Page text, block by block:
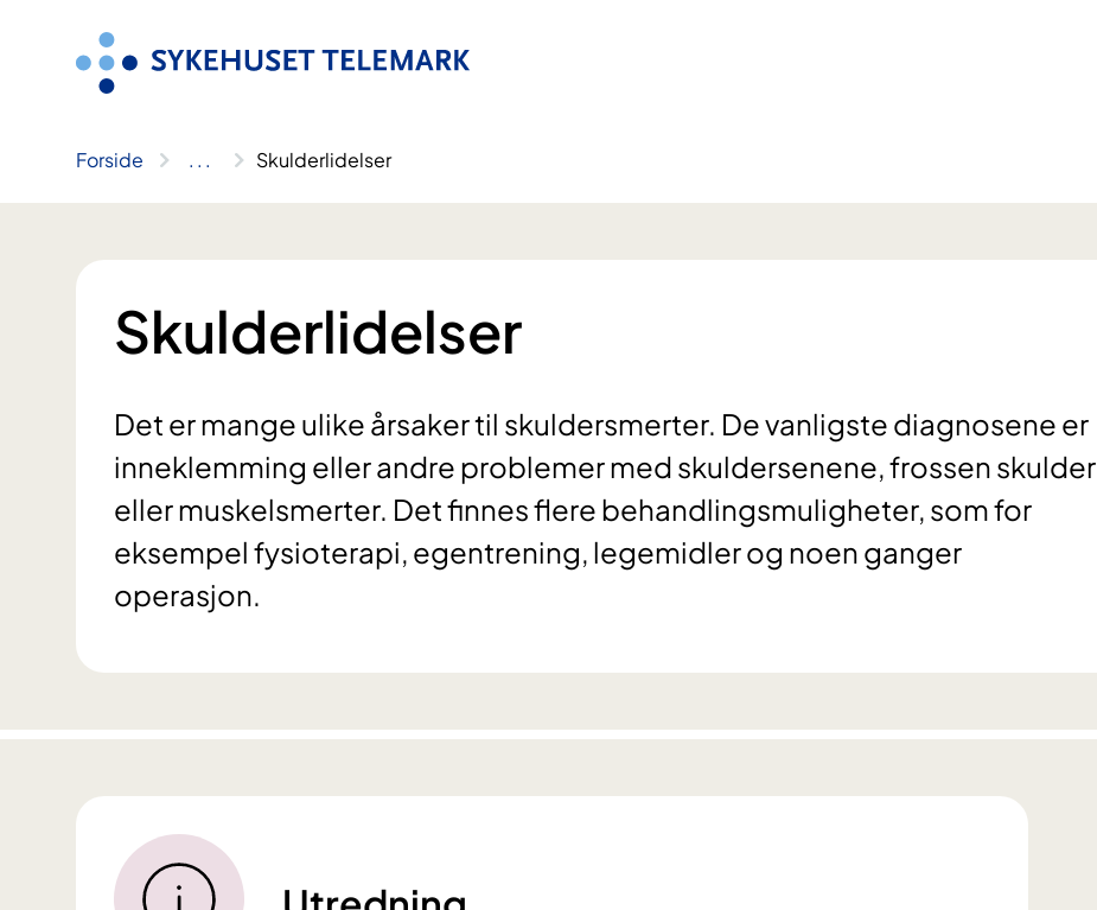
Forside .. . Skulderlidelser
Skulderlidelser
Det er mange ulike årsaker til skuldersmerter. De vanligste diagnosene er
inneklemming eller andre problemer med skuldersenene, frossen skulder
eller muskelsmerter. Det finnes flere behandlingsmuligheter, som for
eksempel fysioterapi, egentrening, legemidler og noen ganger
operasjon.